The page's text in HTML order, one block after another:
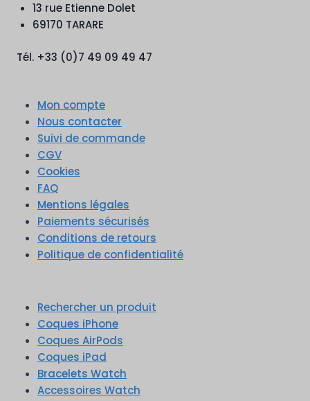
13 rue Etienne Dolet
69170 TARARE
Tél. +33 (0)7 49 09 49 47
Mon compte
Nous contacter
Suivi de commande
CGV
Cookies
FAQ
Mentions légales
Paiements sécurisés
Conditions de retours
Politique de confidentialité
Rechercher un produit
Coques iPhone
Coques AirPods
Coques iPad
Bracelets Watch
Accessoires Watch